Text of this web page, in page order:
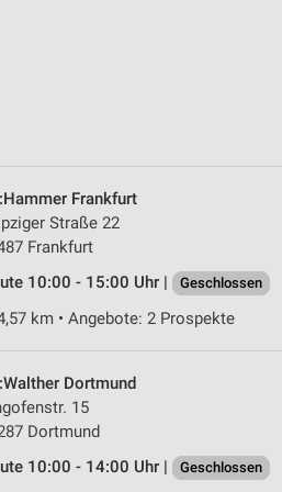
Frankfurt
Straße 22
Frankfurt
10:00 - 15:00 Uhr |
Geschlossen
km • Angebote: 2 Prospekte
Dortmund
15
Dortmund
10:00 - 14:00 Uhr |
Geschlossen